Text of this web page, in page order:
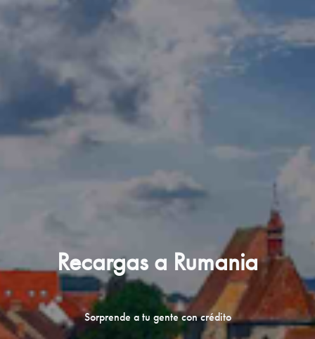
Recargas a Rumania
Sorprende a tu gente con crédito